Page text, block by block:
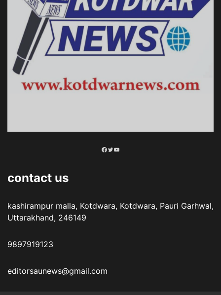
Facebook
Twitter
YouTube
contact us
kashirampur malla, Kotdwara, Kotdwara, Pauri Garhwal,
Uttarakhand, 246149
9897919123
editorsaunews@gmail.com